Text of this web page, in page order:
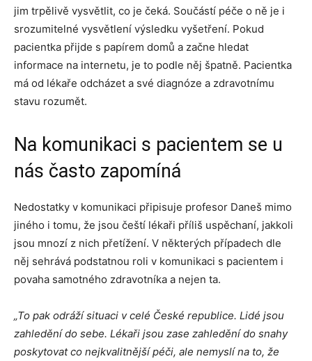
jim trpělivě vysvětlit, co je čeká. Součástí péče o ně je i
srozumitelné vysvětlení výsledku vyšetření. Pokud
pacientka přijde s papírem domů a začne hledat
informace na internetu, je to podle něj špatně. Pacientka
má od lékaře odcházet a své diagnóze a zdravotnímu
stavu rozumět.
Na komunikaci s pacientem se u
nás často zapomíná
Nedostatky v komunikaci připisuje profesor Daneš mimo
jiného i tomu, že jsou čeští lékaři příliš uspěchaní, jakkoli
jsou mnozí z nich přetížení. V některých případech dle
něj sehrává podstatnou roli v komunikaci s pacientem i
povaha samotného zdravotníka a nejen ta.
„To pak odráží situaci v celé České republice. Lidé jsou
zahledění do sebe. Lékaři jsou zase zahledění do snahy
poskytovat co nejkvalitnější péči, ale nemyslí na to, že